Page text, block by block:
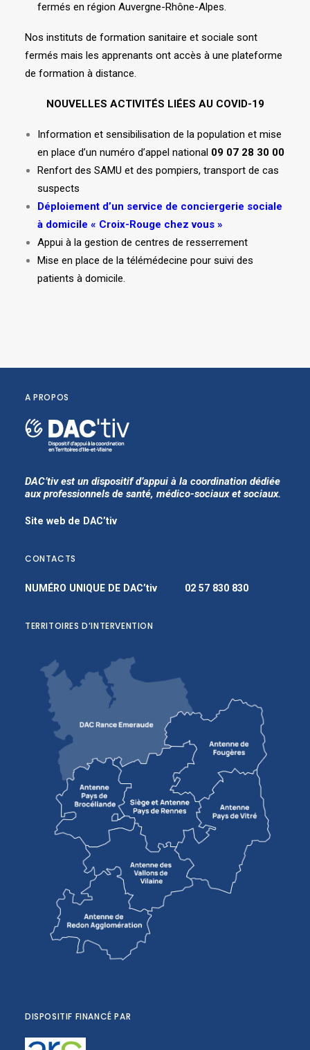
fermés en région Auvergne-Rhône-Alpes.
Nos instituts de formation sanitaire et sociale sont
fermés mais les apprenants ont accès à une plateforme
de formation à distance.
NOUVELLES ACTIVITÉS LIÉES AU COVID-19
Information et sensibilisation de la population et mise
en place d’un numéro d’appel national 09 07 28 30 00
Renfort des SAMU et des pompiers, transport de cas
suspects
Déploiement d’un service de conciergerie sociale
à domicile « Croix-Rouge chez vous »
Appui à la gestion de centres de resserrement
Mise en place de la télémédecine pour suivi des
patients à domicile.
A PROPOS
DAC’tiv est un dispositif d’appui à la coordination dédiée
aux professionnels de santé, médico-sociaux et sociaux.
Site web de DAC’tiv
CONTACTS
NUMÉRO UNIQUE DE DAC’tiv 02 57 830 830
TERRITOIRES D’INTERVENTION
DISPOSITIF FINANCÉ PAR